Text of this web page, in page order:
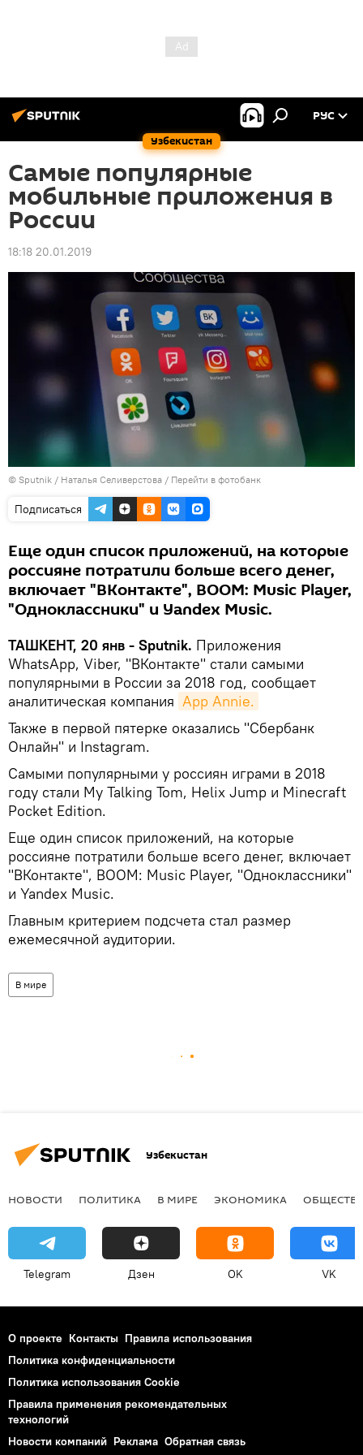
Узбекистан
РУС
Самые популярные
мобильные приложения в
России
18:18 20.01.2019
© Sputnik / Наталья Селиверстова / Перейти в фотобанк
Подписаться
Еще один список приложений, на которые
россияне потратили больше всего денег,
включает "ВКонтакте", BOOM: Music Player,
"Одноклассники" и Yandex Music.
ТАШКЕНТ, 20 янв - Sputnik. Приложения
WhatsApp, Viber, "ВКонтакте" стали самыми
популярными в России за 2018 год, сообщает
аналитическая компания App Annie.
Также в первой пятерке оказались "Сбербанк
Онлайн" и Instagram.
Самыми популярными у россиян играми в 2018
году стали My Talking Tom, Helix Jump и Minecraft
Pocket Edition.
Еще один список приложений, на которые
россияне потратили больше всего денег, включает
"ВКонтакте", BOOM: Music Player, "Одноклассники"
и Yandex Music.
Главным критерием подсчета стал размер
ежемесячной аудитории.
В мире
Узбекистан
НОВОСТИ ПОЛИТИКА В МИРЕ ЭКОНОМИКА
Telegram Дзен OK VK
О проекте Контакты Правила использования
Политика конфиденциальности
Политика использования Cookie
Правила применения рекомендательных
технологий
Новости компаний Реклама Обратная связь